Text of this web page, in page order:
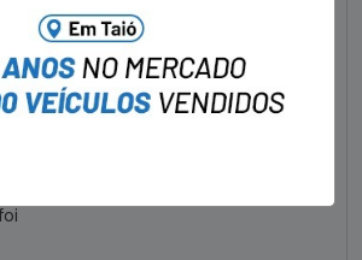
de delegado aposentado
confronto com a polícia em SC
29/01/2023